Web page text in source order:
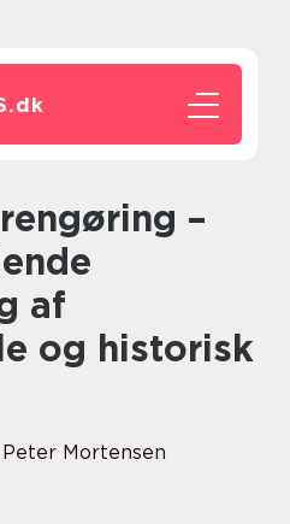
dk
af
og historisk
Peter Mortensen